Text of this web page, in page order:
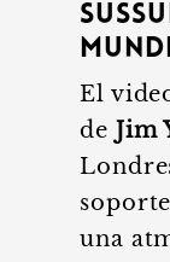
El
de Jim
una